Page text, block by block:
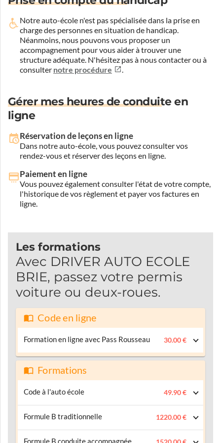
Notre auto-école n'est pas spécialisée dans la prise en
charge des personnes en situation de handicap.
Néanmoins, nous pouvons vous proposer un
accompagnement pour vous aider à trouver une
structure adéquate. N'hésitez pas à nous contacter ou à
consulter notre procédure
Gérer mes heures de conduite en
ligne
Réservation de leçons en ligne
Dans notre auto-école, vous pouvez consulter vos
rendez-vous et réserver des leçons en ligne.
Paiement en ligne
Vous pouvez également consulter l'état de votre compte,
l'historique de vos règlement et payer vos factures en
ligne.
Les formations
Avec DRIVER AUTO ECOLE
BRIE, passez votre permis
voiture ou deux-roues.
Code en ligne
Formation en ligne avec Pass Rousseau 30.00 €
Formations
Code à l'auto école 49.90 €
Formule B traditionnelle 1220.00 €